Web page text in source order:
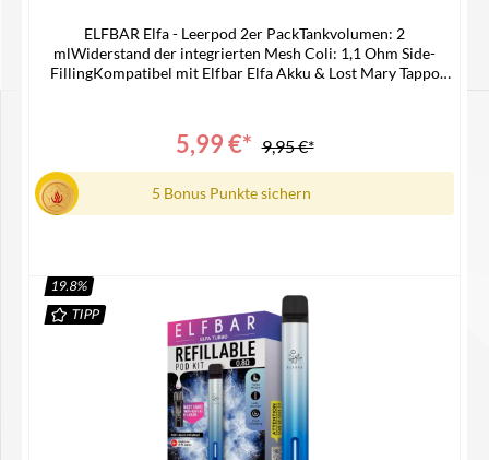
ELFBAR Elfa - Leerpod 2er PackTankvolumen: 2
mlWiderstand der integrierten Mesh Coli: 1,1 Ohm Side-
FillingKompatibel mit Elfbar Elfa Akku & Lost Mary Tappo
5,99 €* 9,95 €*
5 Bonus Punkte sichern
In den Warenkorb
19.8%
TIPP